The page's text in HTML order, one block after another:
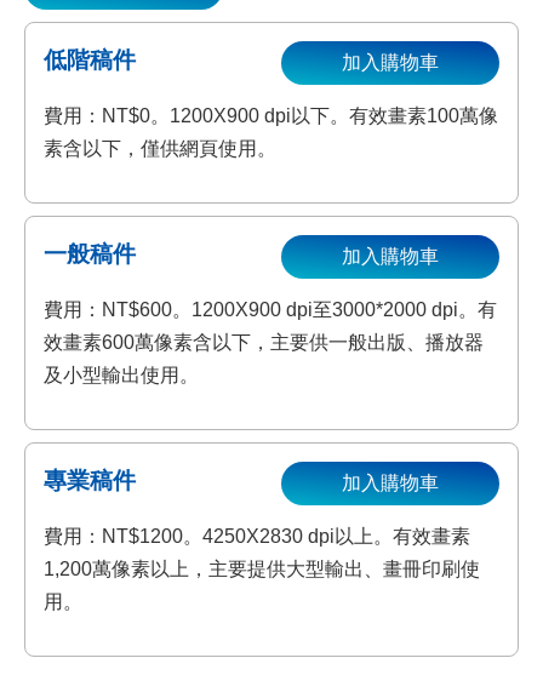
低階稿件
費用：NT$0。1200X900 dpi以下。有效畫素100萬像
素含以下，僅供網頁使用。
加入購物車
一般稿件
費用：NT$600。1200X900 dpi至3000*2000 dpi。有
效畫素600萬像素含以下，主要供一般出版、播放器
及小型輸出使用。
加入購物車
專業稿件
費用：NT$1200。4250X2830 dpi以上。有效畫素
1,200萬像素以上，主要提供大型輸出、畫冊印刷使
用。
加入購物車